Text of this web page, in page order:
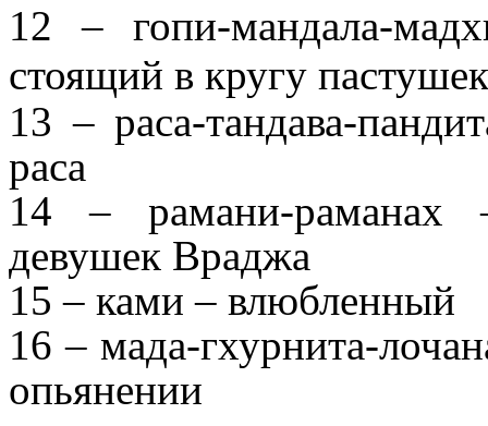
12 – гопи-мандала-
стоящий в кругу пастушек
13 – раса-тандава-
раса
14 – рамани-раманах
девушек Враджа
15 – ками – влюбленный
16 – мада-гхурнита-
опьянении